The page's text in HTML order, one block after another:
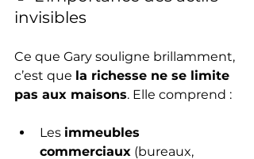
invisibles
Ce que Gary souligne brillamment,
c’est que la richesse ne se limite
pas aux maisons. Elle comprend :
Les immeubles
commerciaux (bureaux,